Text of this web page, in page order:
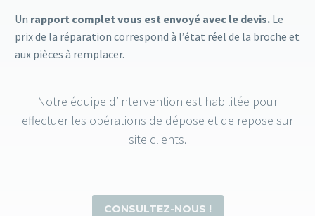
Un rapport complet vous est envoyé avec le devis. Le
prix de la réparation correspond à l’état réel de la broche et
aux pièces à remplacer.
Notre équipe d’intervention est habilitée pour
effectuer les opérations de dépose et de repose sur
site clients.
CONSULTEZ-NOUS !